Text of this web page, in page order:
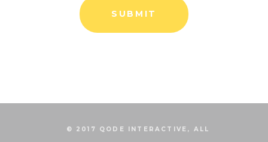
© 2017 QODE INTERACTIVE, ALL